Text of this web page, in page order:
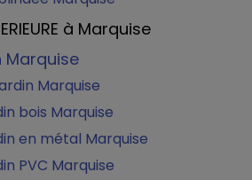
à Marquise
Marquise
Marquise
bois Marquise
en métal Marquise
PVC Marquise